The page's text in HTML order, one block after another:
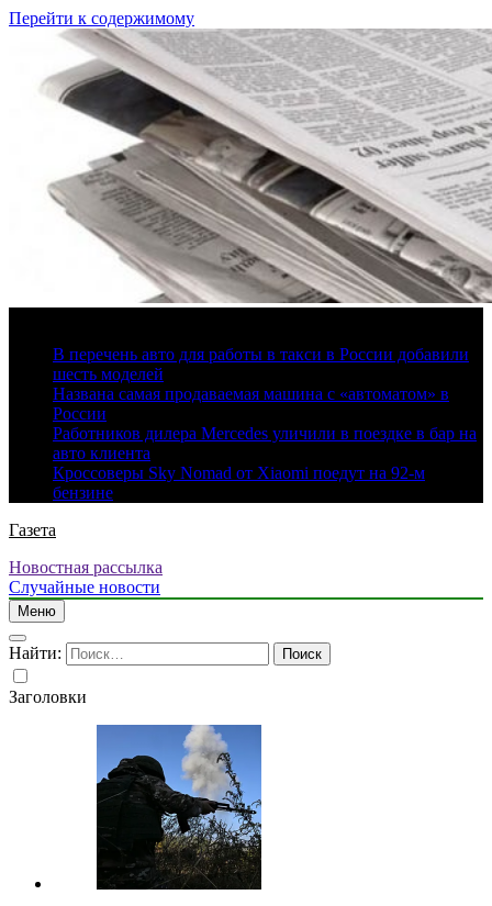
Перейти к содержимому
В перечень авто для работы в такси в России добавили
шесть моделей
Названа самая продаваемая машина с «автоматом» в
России
Работников дилера Mercedes уличили в поездке в бар на
авто клиента
Кроссоверы Sky Nomad от Xiaomi поедут на 92-м
бензине
Газета
Новостная рассылка
Случайные новости
Меню
Найти:
Заголовки